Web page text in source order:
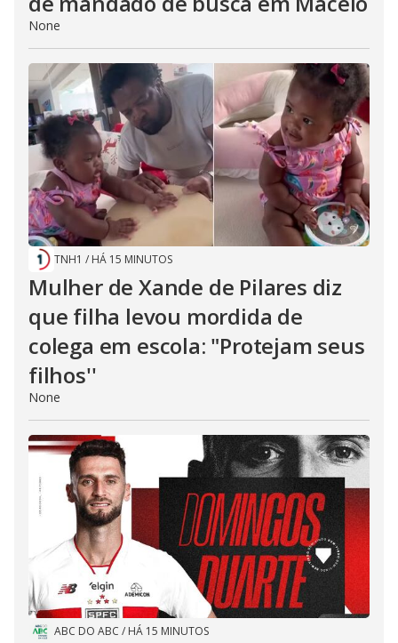
None
TNH1 / HÁ 15 MINUTOS
Mulher de Xande de Pilares diz
que filha levou mordida de
colega em escola: "Protejam seus
filhos''
None
ABC DO ABC / HÁ 15 MINUTOS